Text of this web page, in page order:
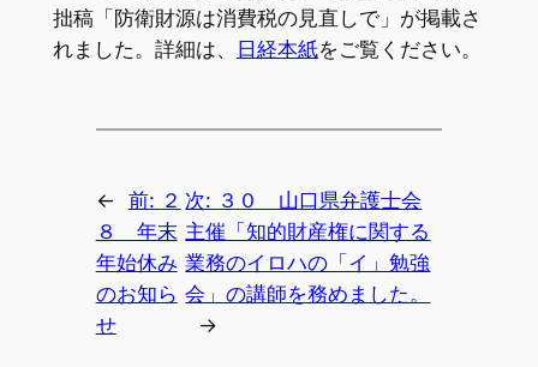
拙稿「防衛財源は消費税の見直しで」が掲載さ
れました。詳細は、
日経本紙をご覧ください。
← 前: ２
８ 年末
年始休み
のお知ら
せ
次: ３０ 山口県弁護士会
主催「知的財産権に関する
業務のイロハの「イ」勉強
会」の講師を務めました。
→